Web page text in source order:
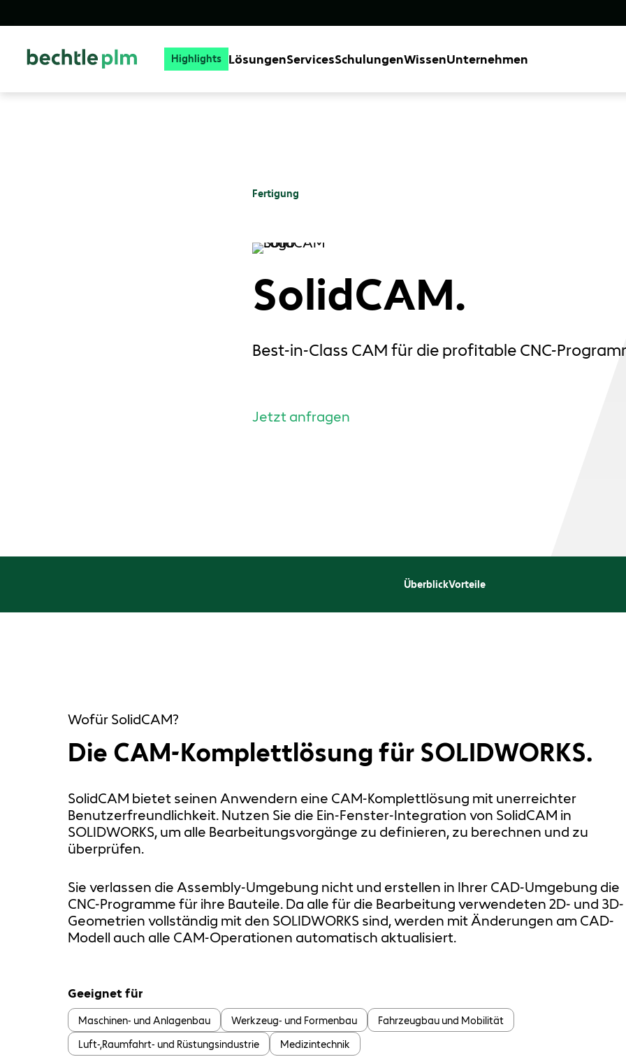
Highlights LösungenServicesSchulungenWissenUnternehmen
Fertigung
SolidCAM.
Best-in-Class CAM für die profitable CNC-
Jetzt anfragen
ÜberblickVorteile
Wofür SolidCAM?
Die CAM-Komplettlösung für SOLIDWORKS.
SolidCAM bietet seinen Anwendern eine CAM-Komplettlösung mit unerreichter
Benutzerfreundlichkeit. Nutzen Sie die Ein-Fenster-Integration von SolidCAM in
SOLIDWORKS, um alle Bearbeitungsvorgänge zu definieren, zu berechnen und zu
überprüfen.
Sie verlassen die Assembly-Umgebung nicht und erstellen in Ihrer CAD-Umgebung die
CNC-Programme für ihre Bauteile. Da alle für die Bearbeitung verwendeten 2D- und 3D-
Geometrien vollständig mit den SOLIDWORKS sind, werden mit Änderungen am CAD-
Modell auch alle CAM-Operationen automatisch aktualisiert.
Geeignet für
Maschinen- und Anlagenbau Werkzeug- und Formenbau
Fahrzeugbau und Mobilität
Luft-,Raumfahrt- und Rüstungsindustrie
Medizintechnik